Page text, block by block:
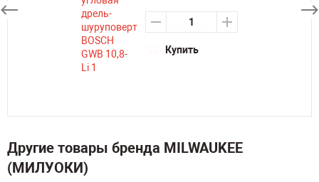
Купить
Другие товары бренда MILWAUKEE
(МИЛУОКИ)